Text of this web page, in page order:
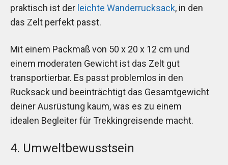
praktisch ist der leichte Wanderrucksack, in den
das Zelt perfekt passt.
Mit einem Packmaß von 50 x 20 x 12 cm und
einem moderaten Gewicht ist das Zelt gut
transportierbar. Es passt problemlos in den
Rucksack und beeinträchtigt das Gesamtgewicht
deiner Ausrüstung kaum, was es zu einem
idealen Begleiter für Trekkingreisende macht.
4. Umweltbewusstsein